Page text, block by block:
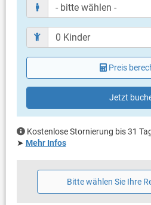
Klimaanlage im Preis inklusive
Bettwäsche vorhanden
Handtücher vorhanden
Internet per WLAN
Preis
Jetzt
Kostenlose Stornierung bis 31
➤ Mehr Infos
Bitte wählen Sie Ihre